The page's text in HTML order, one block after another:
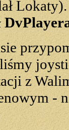
z
-